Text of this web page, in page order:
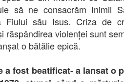
să ne consacrăm Inimii
Fiului său Isus. Criza de
răspândirea violenței sunt
o bătălie epică.
a fost beatificat- a lansat o